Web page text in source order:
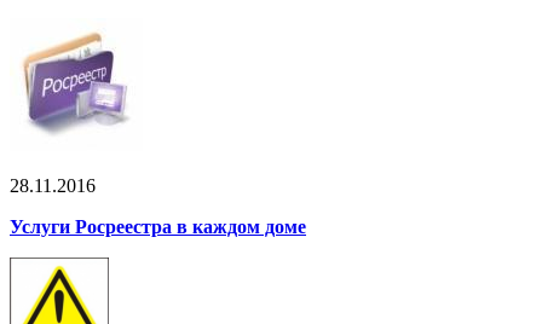
28.11.2016
Услуги Росреестра в каждом доме